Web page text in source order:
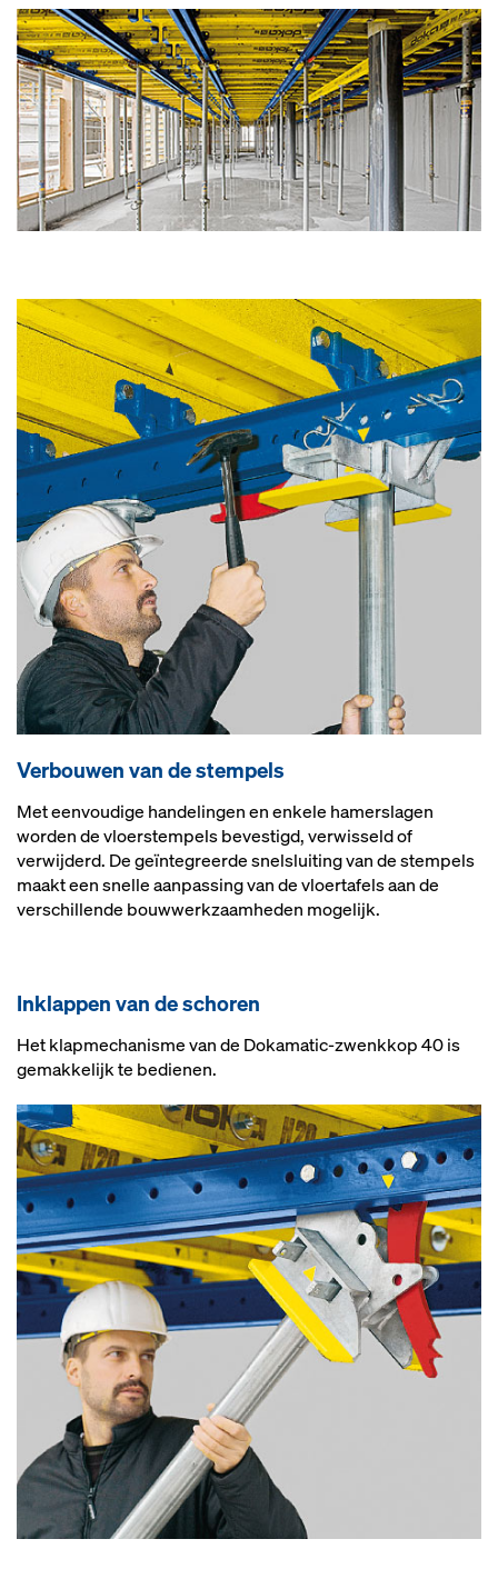
Verbouwen van de stempels
Met eenvoudige handelingen en enkele hamerslagen
worden de vloerstempels bevestigd, verwisseld of
verwijderd. De geïntegreerde snelsluiting van de stempels
maakt een snelle aanpassing van de vloertafels aan de
verschillende bouwwerkzaamheden mogelijk.
Inklappen van de schoren
Het klapmechanisme van de Dokamatic-zwenkkop 40 is
gemakkelijk te bedienen.